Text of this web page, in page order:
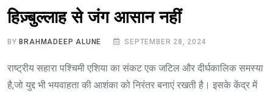
हिज़्बुल्लाह से जंग आसान नहीं
BY BRAHMADEEP ALUNE SEPTEMBER 28, 2024
राष्ट्रीय सहारा पश्चिमी एशिया का संकट एक जटिल और दीर्घकालिक समस्या
है,जो युद्द भी भयवाहता की आशंका को निरंतर बनाएं रखती है। इसके केंद्र में